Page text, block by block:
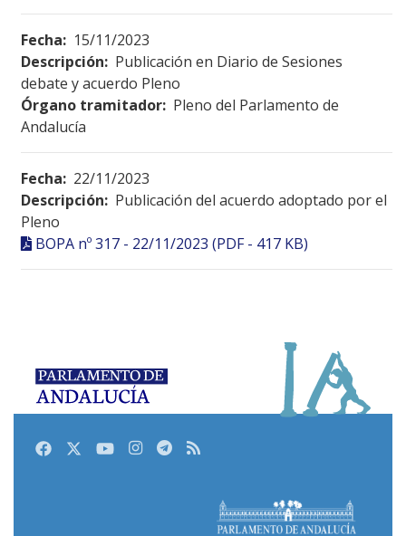
Fecha: 15/11/2023
Descripción: Publicación en Diario de Sesiones
debate y acuerdo Pleno
Órgano tramitador: Pleno del Parlamento de
Andalucía
Fecha: 22/11/2023
Descripción: Publicación del acuerdo adoptado por el
Pleno
BOPA nº 317 - 22/11/2023 (PDF - 417 KB)
FacebookTwitterYoutubeInstagram
Telegram
RSS